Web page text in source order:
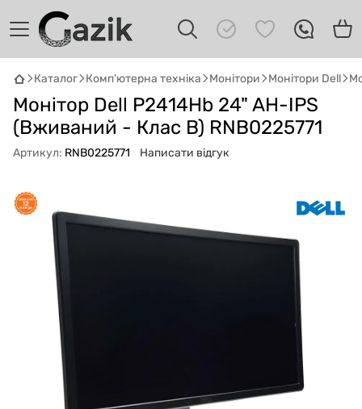
Каталог Комп'ютерна техніка Монітори Монітори Dell
Монітор Dell P2414Hb 24" AH-IPS
(Вживаний - Клас B) RNB0225771
Артикул: RNB0225771 Написати відгук
AI
Онлайн · пошук техніки
Привіт! 👋 Я Gazik AI — допоможу